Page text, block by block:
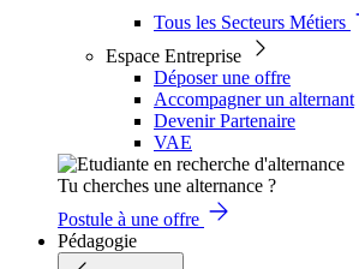
Tous les Secteurs Métiers
Espace Entreprise
Déposer une offre
Accompagner un alternant
Devenir Partenaire
VAE
Tu cherches une alternance ?
Postule à une offre
Pédagogie